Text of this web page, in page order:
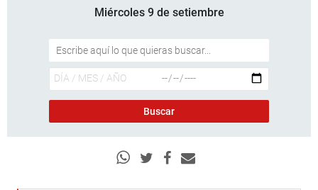
Miércoles 9 de setiembre